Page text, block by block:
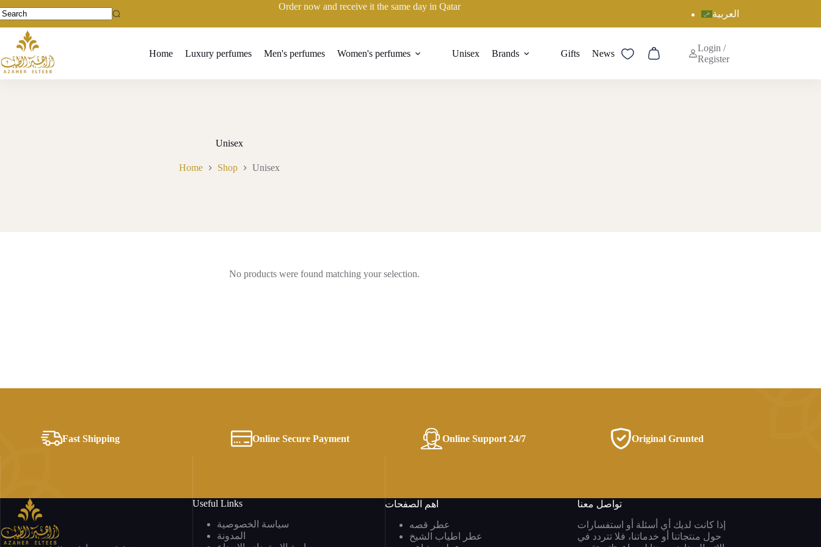
to
content
Order now and receive it the same day in Qatar
العربية
Home Luxury perfumes Men's perfumes Women's perfumes Unisex Brands Gifts News
Shopping
Login /
Register
Unisex
Home Shop Unisex
No products were found matching your selection.
Fast Shipping Online Secure Payment Online Support 24/7 Original Grunted
Useful Links
سياسة الخصوصية
اهم الصفحات
عطر قصه
عطر اطياب الشيخ
تواصل معنا
إذا كانت لديك أي أسئلة أو استفسارات
حول منتجاتنا أو خدماتنا، فلا تتردد في